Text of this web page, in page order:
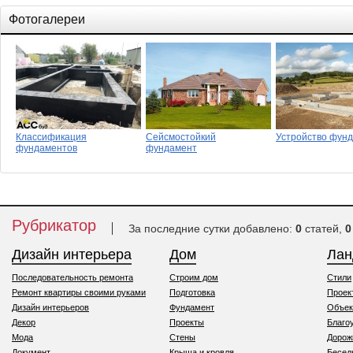
Фотогалереи
Классификация
фундаментов
Сейсмостойкий
фундамент
Устройство
Рубрикатор За последние сутки добавлено: 0 статей, 0
Дизайн интерьера
Последовательность ремонта
Ремонт квартиры своими руками
Дизайн интерьеров
Декор
Мода
Дом
Строим дом
Подготовка
Фундамент
Проекты
Стены
Стили